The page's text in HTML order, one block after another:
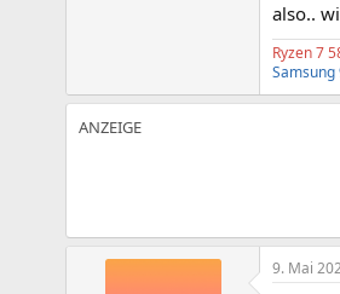
also..
Ryzen 7
Samsung
9. Mai